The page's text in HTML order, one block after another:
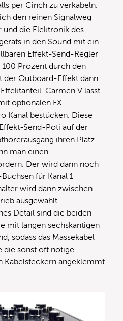
per Cinch zu verkabeln.
den reinen Signalweg
und die Elektronik des
in den Sound mit ein.
Effekt-Send-Regler
100 Prozent durch den
der Outboard-Effekt dann
Carmen V lässt
optionalen FX
Kanal bestücken. Diese
Send-Poti auf der
ihren Platz.
man einen
Der wird dann noch
für Kanal 1
wird dann zwischen
ausgewählt.
Detail sind die beiden
mit langen sechskantigen
sodass das Massekabel
die sonst oft nötige
Kabelsteckern angeklemmt